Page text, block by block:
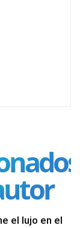
el lujo en el